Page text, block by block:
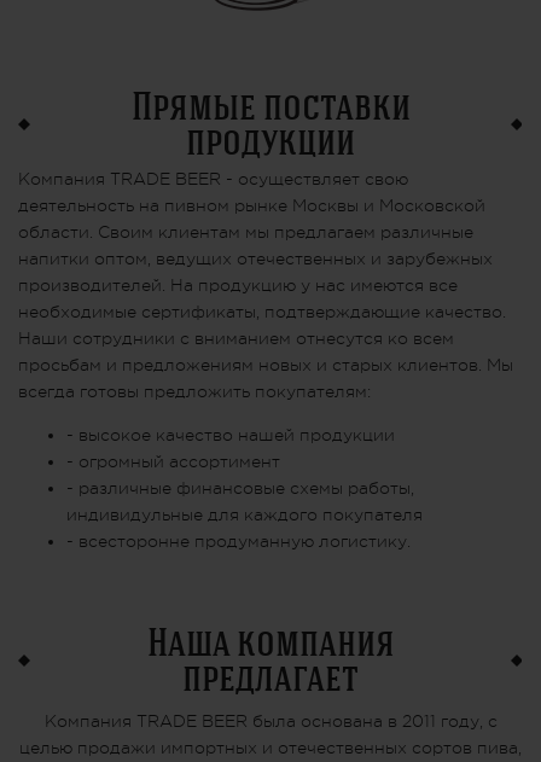
Прямые поставки
продукции
Компания TRADE BEER - осуществляет свою
деятельность на пивном рынке Москвы и Московской
области. Своим клиентам мы предлагаем различные
напитки оптом, ведущих отечественных и зарубежных
производителей. На продукцию у нас имеются все
необходимые сертификаты, подтверждающие качество.
Наши сотрудники с вниманием отнесутся ко всем
просьбам и предложениям новых и старых клиентов. Мы
всегда готовы предложить покупателям:
- высокое качество нашей продукции
- огромный ассортимент
- различные финансовые схемы работы,
индивидульные для каждого покупателя
- всесторонне продуманную логистику.
Наша компания
предлагает
Компания TRADE BEER была основана в 2011 году, с
целью продажи импортных и отечественных сортов пива,